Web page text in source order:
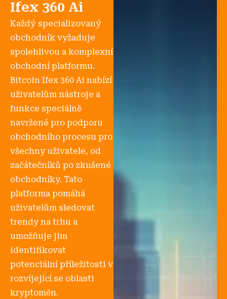
Ifex 360 Ai
Každý specializovaný
obchodník vyžaduje
spolehlivou a komplexní
obchodní platformu.
Bitcoin Ifex 360 Ai nabízí
uživatelům nástroje a
funkce speciálně
navržené pro podporu
obchodního procesu pro
všechny uživatele, od
začátečníků po zkušené
obchodníky. Tato
platforma pomáhá
uživatelům sledovat
trendy na trhu a
umožňuje jim
identifikovat
potenciální příležitosti v
rozvíjející se oblasti
kryptoměn.